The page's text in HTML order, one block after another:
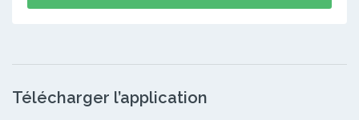
Télécharger l’application